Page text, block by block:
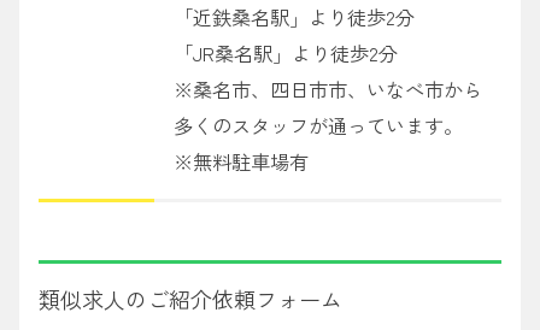
「近鉄桑名駅」より徒歩2分
「JR桑名駅」より徒歩2分
※桑名市、四日市市、いなべ市から
多くのスタッフが通っています。
※無料駐車場有
類似求人のご紹介依頼フォーム